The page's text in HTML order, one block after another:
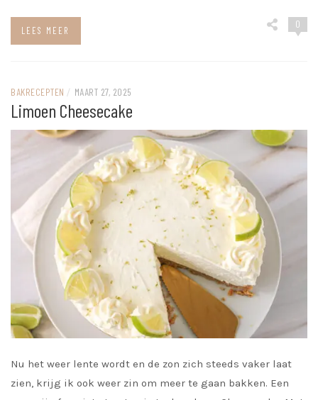
LEES MEER
0
BAKRECEPTEN / MAART 27, 2025
Limoen Cheesecake
Nu het weer lente wordt en de zon zich steeds vaker laat
zien, krijg ik ook weer zin om meer te gaan bakken. Een